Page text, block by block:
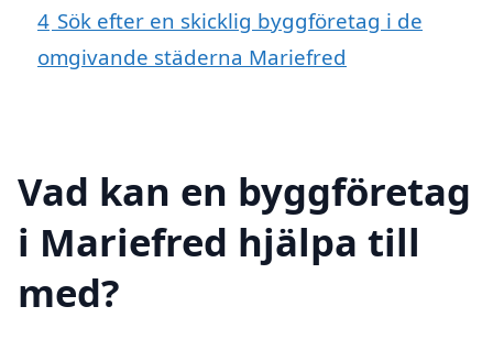
4 Sök efter en skicklig byggföretag i de
omgivande städerna Mariefred
Vad kan en byggföretag
i Mariefred hjälpa till
med?